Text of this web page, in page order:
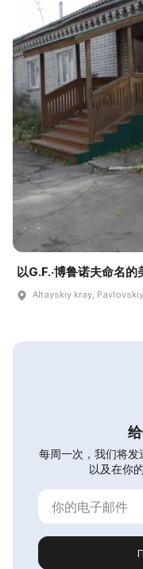
以G.F.·博鲁诺夫命名的
Altayskiy kray,
每周一次，我们将发
以及在你